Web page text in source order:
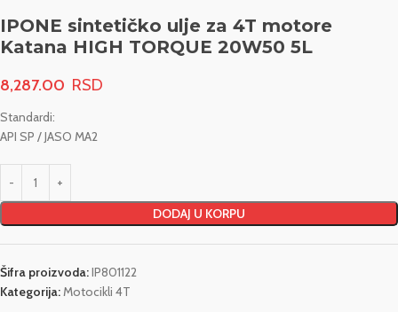
IPONE sintetičko ulje za 4T motore
Katana HIGH TORQUE 20W50 5L
8,287.00
Standardi:
API SP / JASO MA2
DODAJ U KORPU
Šifra proizvoda:IP801122
Kategorija:Motocikli 4T